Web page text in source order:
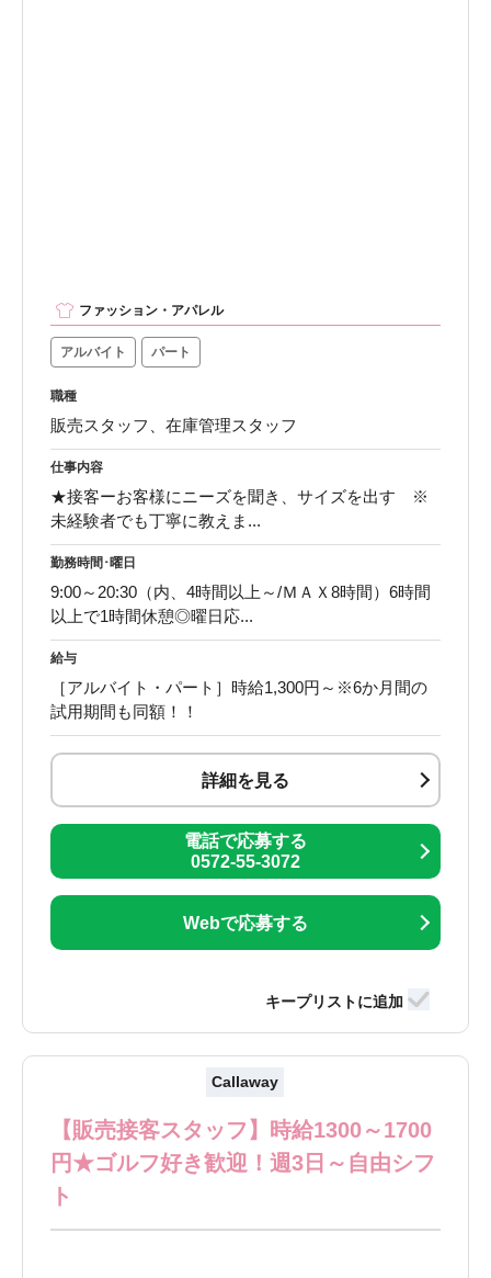
ファッション・アパレル
アルバイト パート
職種
販売スタッフ、在庫管理スタッフ
仕事内容
★接客ーお客様にニーズを聞き、サイズを出す ※
未経験者でも丁寧に教えま...
勤務時間･曜日
9:00～20:30（内、4時間以上～/ＭＡＸ8時間）6時間
以上で1時間休憩◎曜日応...
給与
［アルバイト・パート］時給1,300円～※6か月間の
試用期間も同額！！
詳細を見る
電話で応募する
0572-55-3072
Webで応募する
Callaway
【販売接客スタッフ】時給1300～1700
円★ゴルフ好き歓迎！週3日～自由シフ
ト